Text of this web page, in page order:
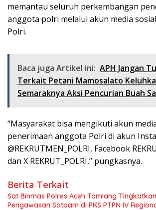
memantau seluruh perkembangan
anggota polri melalui akun media
Polri.
Baca juga Artikel ini: APH Jangan
Terkait Petani Mamosalato
Semaraknya Aksi Pencurian Buah
“Masyarakat bisa mengikuti akun
penerimaan anggota Polri di akun
@REKRUTMEN_POLRI, Facebook
dan X REKRUT_POLRI,” pungkasnya.
Berita Terkait
Sat Binmas Polres Aceh Tamiang
Pengawasan Satpam di PKS PTPN IV